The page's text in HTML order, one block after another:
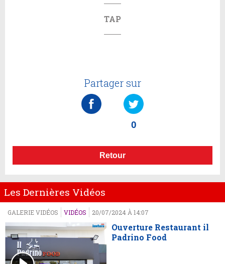
TAP
Partager sur
0
Retour
Les Dernières Vidéos
GALERIE VIDÉOS VIDÉOS 20/07/2024 À 14:07
Ouverture Restaurant il
Padrino Food